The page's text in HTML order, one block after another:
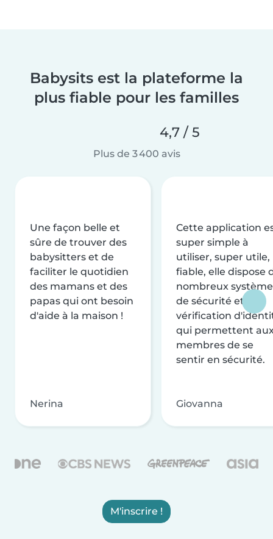
Babysits est la plateforme la
plus fiable pour les familles
4,7 / 5
Plus de 3 400 avis
Une façon belle et
sûre de trouver des
babysitters et de
faciliter le quotidien
des mamans et des
papas qui ont besoin
d'aide à la maison !
Nerina
Cette application
super simple à
utiliser, super utile,
fiable, elle dispose
nombreux
de sécurité et de
vérification
qui permettent
membres de se
sentir en sécurité.
Giovanna
M'inscrire !